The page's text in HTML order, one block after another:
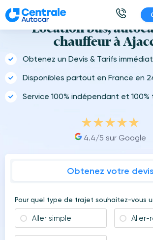
Aller
au
Location bus,
chauffeur à
Obtenez un Devis & Tarifs
Disponibles partout en France en
Service 100% indépendant et
4.4/5 sur Google
Obtenez votre devis
Pour quel type de trajet souhaitez-vous
Aller simple Aller-